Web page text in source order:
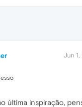
Jun
última inspiração,